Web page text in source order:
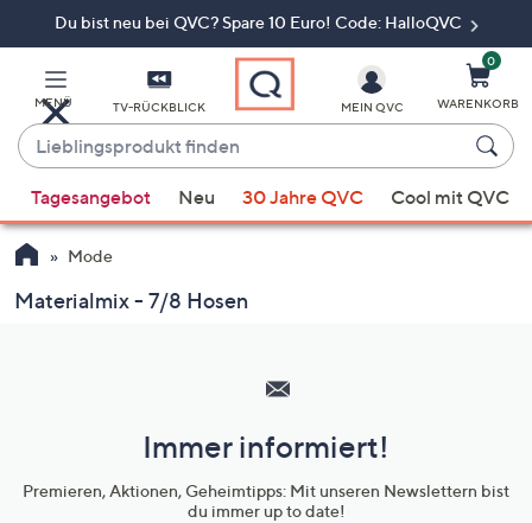
Du bist neu bei QVC? Spare 10 Euro! Code: HalloQVC
MENÜ TV-RÜCKBLICK
Lieblingsprodukt
finden
Vorschläge
verfügbar
sind,
verwenden
nach
MEIN QVC
0
WARENKORB
Tagesangebot Neu 30 Jahre QVC Cool mit QVC
Mode
Materialmix - 7/8 Hosen
Unternehmensinformationen
Immer informiert!
Premieren, Aktionen, Geheimtipps: Mit unseren Newslettern bist
du immer up to date!